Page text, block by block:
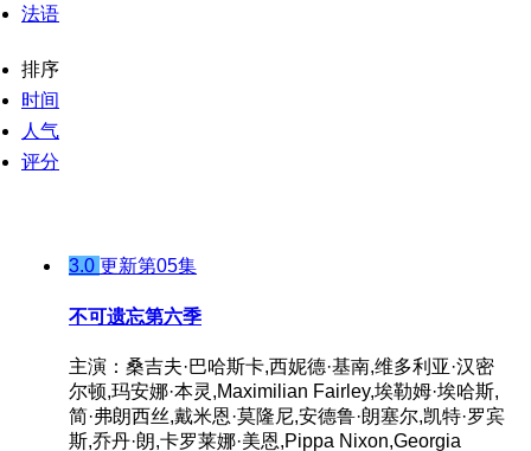
法语
排序
时间
人气
评分
3.0 更新第05集
不可遗忘第六季
主演：桑吉夫·巴哈斯卡,西妮德·基南,维多利亚·汉密
尔顿,玛安娜·本灵,Maximilian Fairley,埃勒姆·埃哈斯,
简·弗朗西丝,戴米恩·莫隆尼,安德鲁·朗塞尔,凯特·罗宾
斯,乔丹·朗,卡罗莱娜·美恩,Pippa Nixon,Georgia